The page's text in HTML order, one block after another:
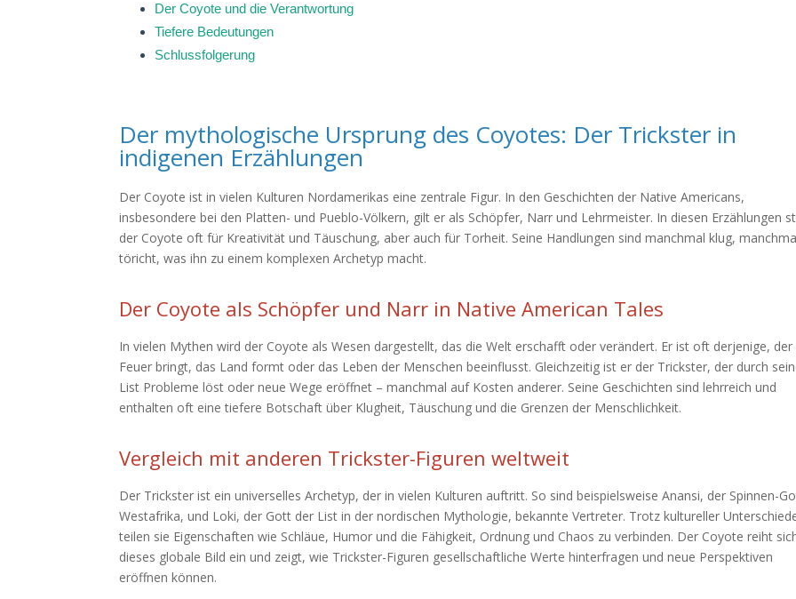
Der Coyote und die Verantwortung
Tiefere Bedeutungen
Schlussfolgerung
Der mythologische Ursprung des Coyotes: Der Trickster in
indigenen Erzählungen
Der Coyote ist in vielen Kulturen Nordamerikas eine zentrale Figur. In den Geschichten der Native Americans,
insbesondere bei den Platten- und Pueblo-Völkern, gilt er als Schöpfer, Narr und Lehrmeister. In diesen Erzählungen
der Coyote oft für Kreativität und Täuschung, aber auch für Torheit. Seine Handlungen sind manchmal klug,
töricht, was ihn zu einem komplexen Archetyp macht.
Der Coyote als Schöpfer und Narr in Native American Tales
In vielen Mythen wird der Coyote als Wesen dargestellt, das die Welt erschafft oder verändert. Er ist oft derjenige, der
Feuer bringt, das Land formt oder das Leben der Menschen beeinflusst. Gleichzeitig ist er der Trickster, der durch
List Probleme löst oder neue Wege eröffnet – manchmal auf Kosten anderer. Seine Geschichten sind lehrreich und
enthalten oft eine tiefere Botschaft über Klugheit, Täuschung und die Grenzen der Menschlichkeit.
Vergleich mit anderen Trickster-Figuren weltweit
Der Trickster ist ein universelles Archetyp, der in vielen Kulturen auftritt. So sind beispielsweise Anansi, der Spinnen-
Westafrika, und Loki, der Gott der List in der nordischen Mythologie, bekannte Vertreter. Trotz kultureller
teilen sie Eigenschaften wie Schläue, Humor und die Fähigkeit, Ordnung und Chaos zu verbinden. Der Coyote reiht
dieses globale Bild ein und zeigt, wie Trickster-Figuren gesellschaftliche Werte hinterfragen und neue Perspektiven
eröffnen können.